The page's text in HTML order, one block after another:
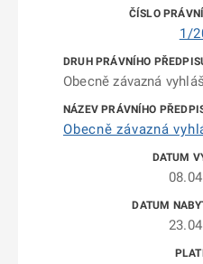
1/
Obecně závazná
Obecně závazná